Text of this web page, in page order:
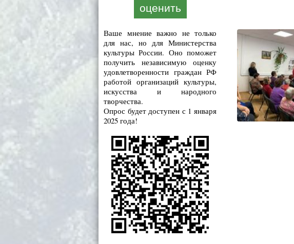
оценить
Ваше мнение важно не только
для нас, но для Министерства
культуры России. Оно поможет
получить независимую оценку
удовлетворенности граждан РФ
работой организаций культуры,
искусства и народного
творчества.
Опрос будет доступен с 1 января
2025 года!